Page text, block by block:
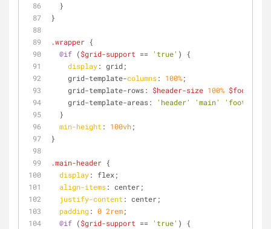
  }
}
.wrapper {
@if ($grid-support == 'true' ) {
display: grid;
    grid-template-
columns: 100%;
    grid-template-rows:
$header-size 100% $footer-
    grid-template-areas:
'header' 'main' 'footer'
  }
min-height : 100vh;
}
.main-header {
display: flex;
align-items: center;
justify-content : center;
padding: 0 2rem;
@if ($grid-support == 'true' ) {